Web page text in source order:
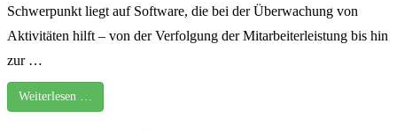
Schwerpunkt liegt auf Software, die bei der Überwachung von
Aktivitäten hilft – von der Verfolgung der Mitarbeiterleistung bis hin
zur …
Weiterlesen …